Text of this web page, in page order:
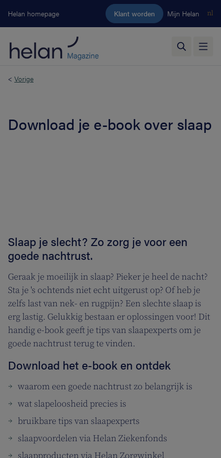
Ga naar de hoofdinhoud
Helan homepage Klant worden Mijn Helan nl
< Vorige
Download je e-book over slaap
Slaap je slecht? Zo zorg je voor een
goede nachtrust.
Geraak je moeilijk in slaap? Pieker je heel de nacht?
Sta je 's ochtends niet echt uitgerust op? Of heb je
zelfs last van nek- en rugpijn? Een slechte slaap is
erg lastig. Gelukkig bestaan er oplossingen voor! Dit
handig e-book geeft je tips van slaapexperts om je
goede nachtrust terug te vinden.
Download het e-book en ontdek
waarom een goede nachtrust zo belangrijk is
wat slapeloosheid precies is
bruikbare tips van slaapexperts
slaapvoordelen via Helan Ziekenfonds